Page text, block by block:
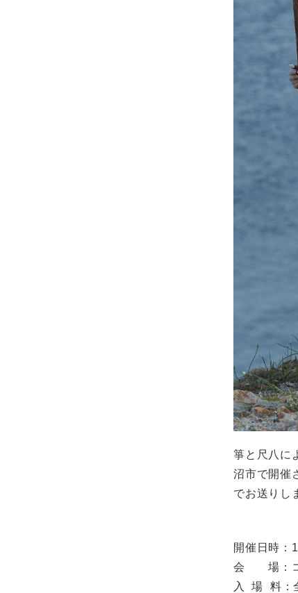
箏と尺八に
沼市で開催
でお送りし
開催日時：
会 場：コ
入 場 料：